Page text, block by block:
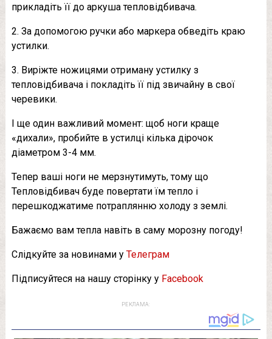
прикладіть її до аркуша тепловідбивача.
2. За допомогою ручки або маркера обведіть краю
устилки.
3. Виріжте ножицями отриману устилку з
тепловідбивача і покладіть її під звичайну в свої
черевики.
І ще один важливий момент: щоб ноги краще
«дихали», пробийте в устилці кілька дірочок
діаметром 3-4 мм.
Тепер ваші ноги не мерзнутимуть, тому що
Тепловідбивач буде повертати їм тепло і
перешкоджатиме потраплянню холоду з землі.
Бажаємо вам тепла навіть в саму морозну погоду!
Слідкуйте за новинами у Телеграм
Підписуйтеся на нашу сторінку у Facebook
РЕКЛАМА: